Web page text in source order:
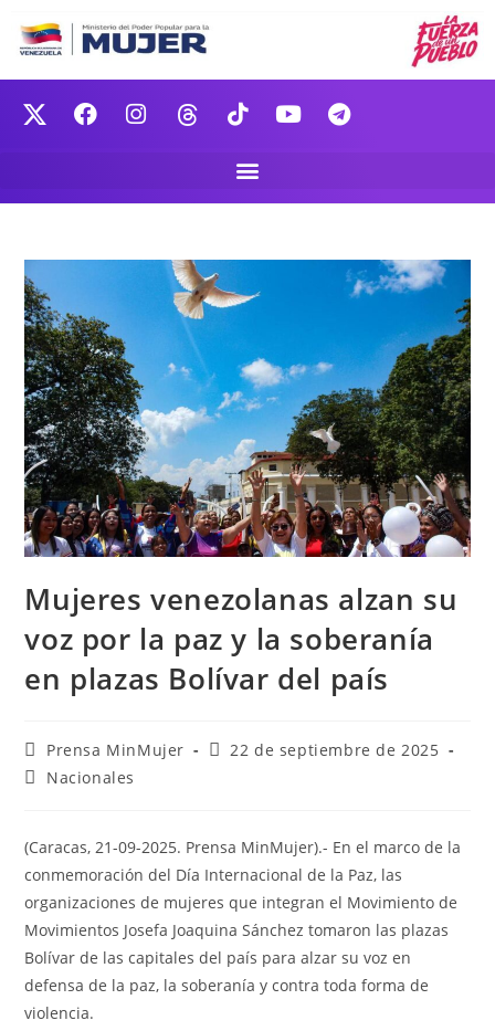
Mujeres venezolanas alzan su
voz por la paz y la soberanía
en plazas Bolívar del país
Prensa MinMujer
22 de septiembre de 2025
Nacionales
(Caracas, 21-09-2025. Prensa MinMujer).- En el marco de la
conmemoración del Día Internacional de la Paz, las
organizaciones de mujeres que integran el Movimiento de
Movimientos Josefa Joaquina Sánchez tomaron las plazas
Bolívar de las capitales del país para alzar su voz en
defensa de la paz, la soberanía y contra toda forma de
violencia.